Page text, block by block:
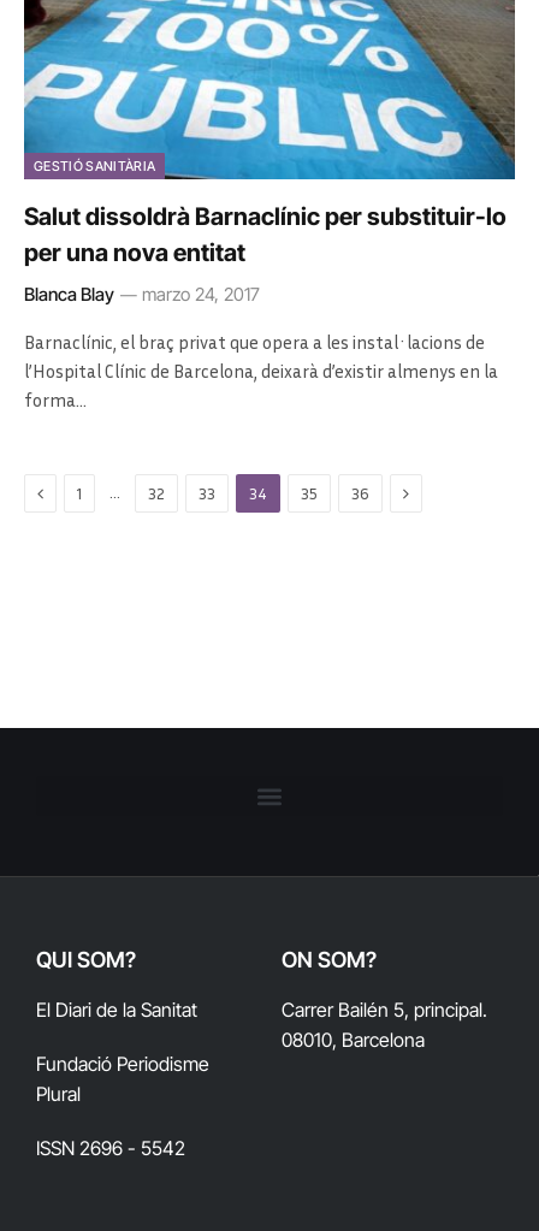
GESTIÓ SANITÀRIA
Salut dissoldrà Barnaclínic per substituir-lo
per una nova entitat
Blanca Blay marzo 24, 2017
Barnaclínic, el braç privat que opera a les instal·lacions de
l’Hospital Clínic de Barcelona, deixarà d’existir almenys en la
forma…
Previous
1 32 33 34 35 36 Next
QUI SOM?
El Diari de la Sanitat
Fundació Periodisme
Plural
ISSN 2696 - 5542
ON SOM?
Carrer Bailén 5, principal.
08010, Barcelona